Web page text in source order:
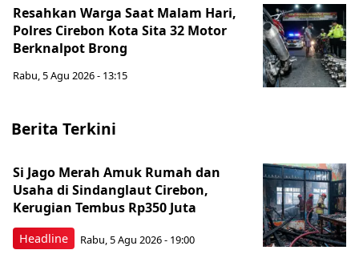
Resahkan Warga Saat Malam Hari,
Polres Cirebon Kota Sita 32 Motor
Berknalpot Brong
Rabu, 5 Agu 2026 - 13:15
Berita Terkini
Headline
Si Jago Merah Amuk Rumah dan
Usaha di Sindanglaut Cirebon,
Kerugian Tembus Rp350 Juta
Rabu, 5 Agu 2026 - 19:00